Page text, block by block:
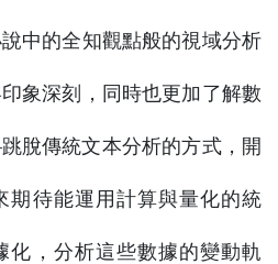
中的全知觀點般的視域分析
象深刻，同時也更加了解數
脫傳統文本分析的方式，開
期待能運用計算與量化的統
化，分析這些數據的變動軌